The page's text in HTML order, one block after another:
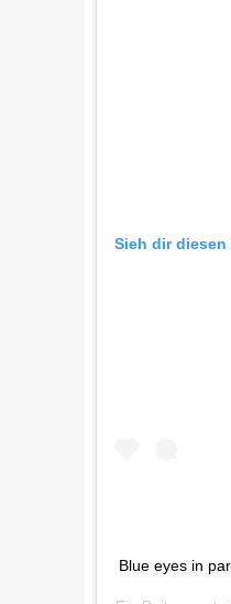
Sieh dir diesen
Blue eyes in